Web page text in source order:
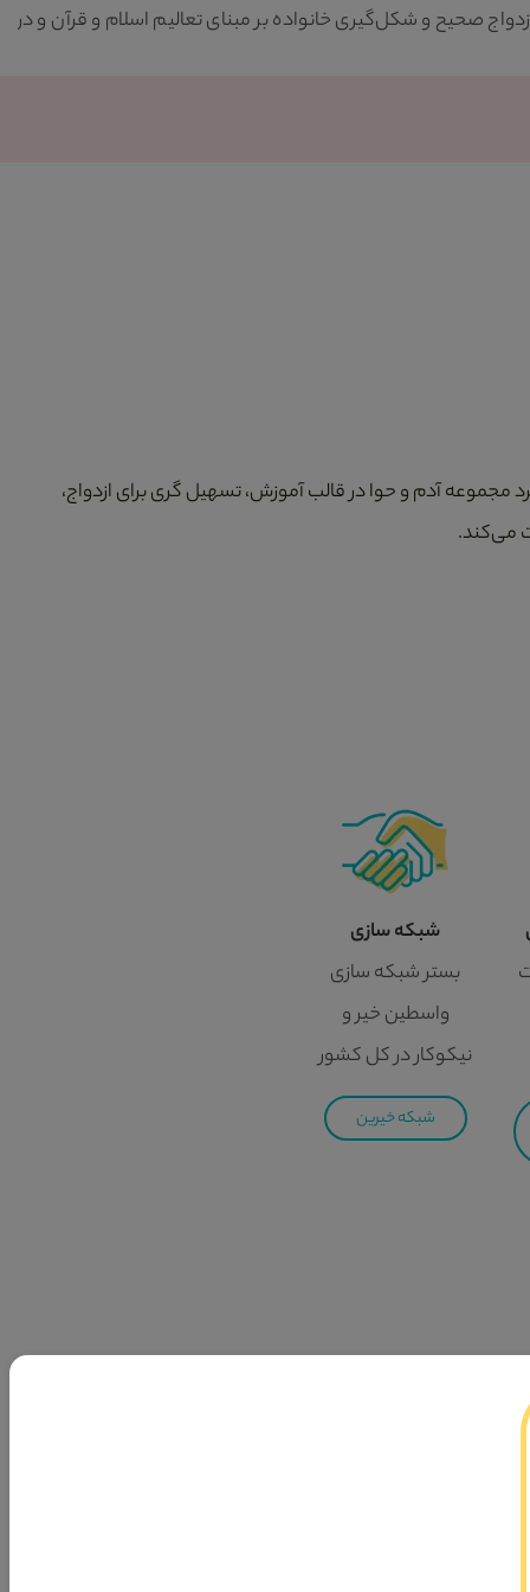
صحیح و شکل‌گیری خانواده بر مبنای تعالیم اسلام و قرآن و در
آدم و حوا در قالب آموزش، تسهیل گری برای ازدواج،
می‌کند.
شبکه سازی
بستر شبکه سازی
واسطین خیر و
نیکوکار در کل کشور
شبکه خیرین
ازدواج و خانواده در جهت پیشبرد فرمایش مقام معظم
نیل به سمت جامعه اسلامی تشکیل شده است.
متعال می‌فرماید «وَأَنْکِحُوا الْأَیامى‌ مِنْکُمْ وَ الصَّالِحینَ مِنْ